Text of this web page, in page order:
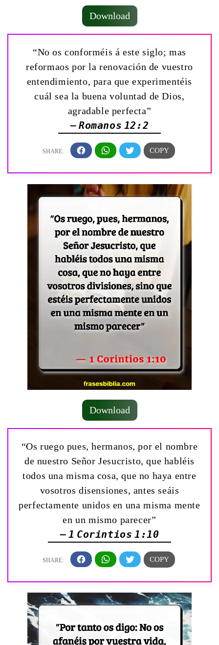
Download
“No os conforméis á este siglo; mas
reformaos por la renovación de vuestro
entendimiento, para que experimentéis
cuál sea la buena voluntad de Dios,
agradable perfecta”
— Romanos 12:2
Download
“Os ruego pues, hermanos, por el nombre
de nuestro Señor Jesucristo, que habléis
todos una misma cosa, que no haya entre
vosotros disensiones, antes seáis
perfectamente unidos en una misma mente
en un mismo parecer”
— 1 Corintios 1:10